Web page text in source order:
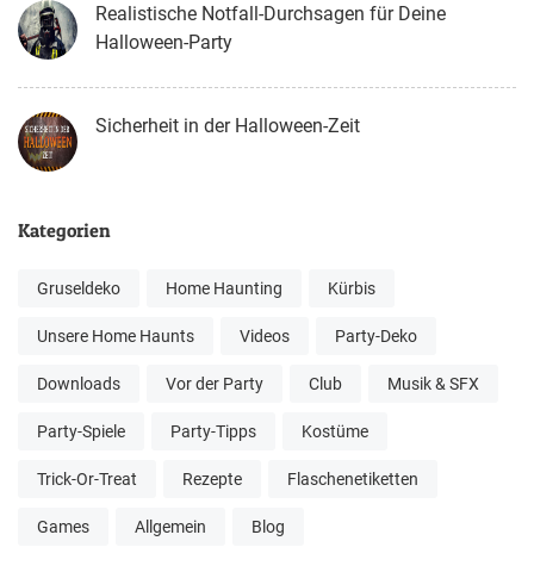
Realistische Notfall-Durchsagen für Deine
Halloween-Party
Sicherheit in der Halloween-Zeit
Kategorien
Gruseldeko Home Haunting Kürbis
Unsere Home Haunts Videos Party-Deko
Downloads Vor der Party Club Musik & SFX
Party-Spiele Party-Tipps Kostüme
Trick-Or-Treat Rezepte Flaschenetiketten
Games Allgemein Blog